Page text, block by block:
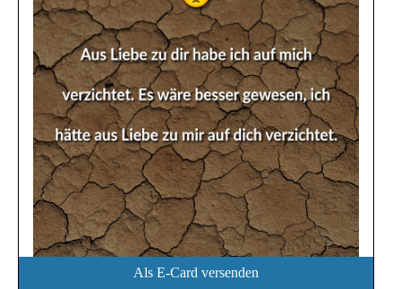
Als E-Card versenden